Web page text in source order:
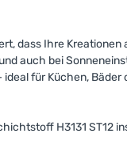
dass Ihre Kreationen
auch bei
für Küchen,
H3131 ST12